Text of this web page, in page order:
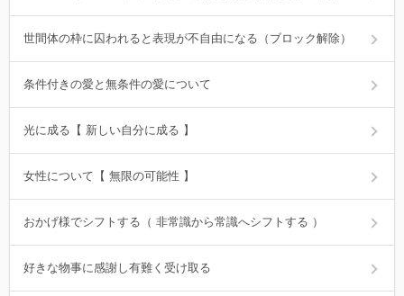
世間体の枠に囚われると表現が不自由になる（ブロック解除）
条件付きの愛と無条件の愛について
光に成る【 新しい自分に成る 】
女性について【 無限の可能性 】
おかげ様でシフトする（ 非常識から常識へシフトする ）
好きな物事に感謝し有難く受け取る